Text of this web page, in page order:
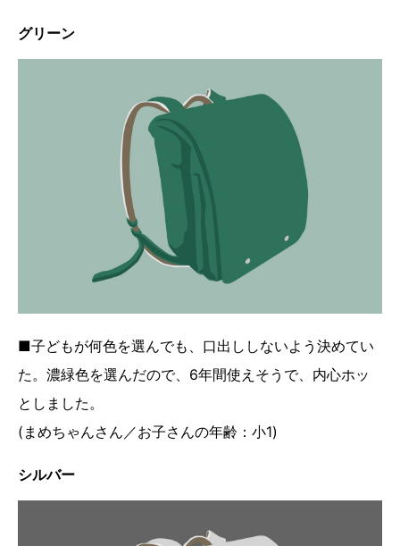
グリーン
■子どもが何色を選んでも、口出ししないよう決めてい
た。濃緑色を選んだので、6年間使えそうで、内心ホッ
としました。
(まめちゃんさん／お子さんの年齢：小1)
シルバー